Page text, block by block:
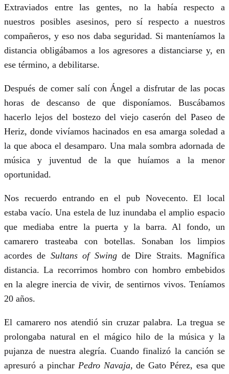
Extraviados entre las gentes, no la había respecto a
nuestros posibles asesinos, pero sí respecto a nuestros
compañeros, y eso nos daba seguridad. Si manteníamos la
distancia obligábamos a los agresores a distanciarse y, en
ese término, a debilitarse.
Después de comer salí con Ángel a disfrutar de las pocas
horas de descanso de que disponíamos. Buscábamos
hacerlo lejos del bostezo del viejo caserón del Paseo de
Heriz, donde vivíamos hacinados en esa amarga soledad a
la que aboca el desamparo. Una mala sombra adornada de
música y juventud de la que huíamos a la menor
oportunidad.
Nos recuerdo entrando en el pub Novecento. El local
estaba vacío. Una estela de luz inundaba el amplio espacio
que mediaba entre la puerta y la barra. Al fondo, un
camarero trasteaba con botellas. Sonaban los limpios
acordes de Sultans of Swingde Dire Straits. Magnífica
distancia. La recorrimos hombro con hombro embebidos
en la alegre inercia de vivir, de sentirnos vivos. Teníamos
20 años.
El camarero nos atendió sin cruzar palabra. La tregua se
prolongaba natural en el mágico hilo de la música y la
pujanza de nuestra alegría. Cuando finalizó la canción se
apresuró a pinchar Pedro Navaja, de Gato Pérez, esa que